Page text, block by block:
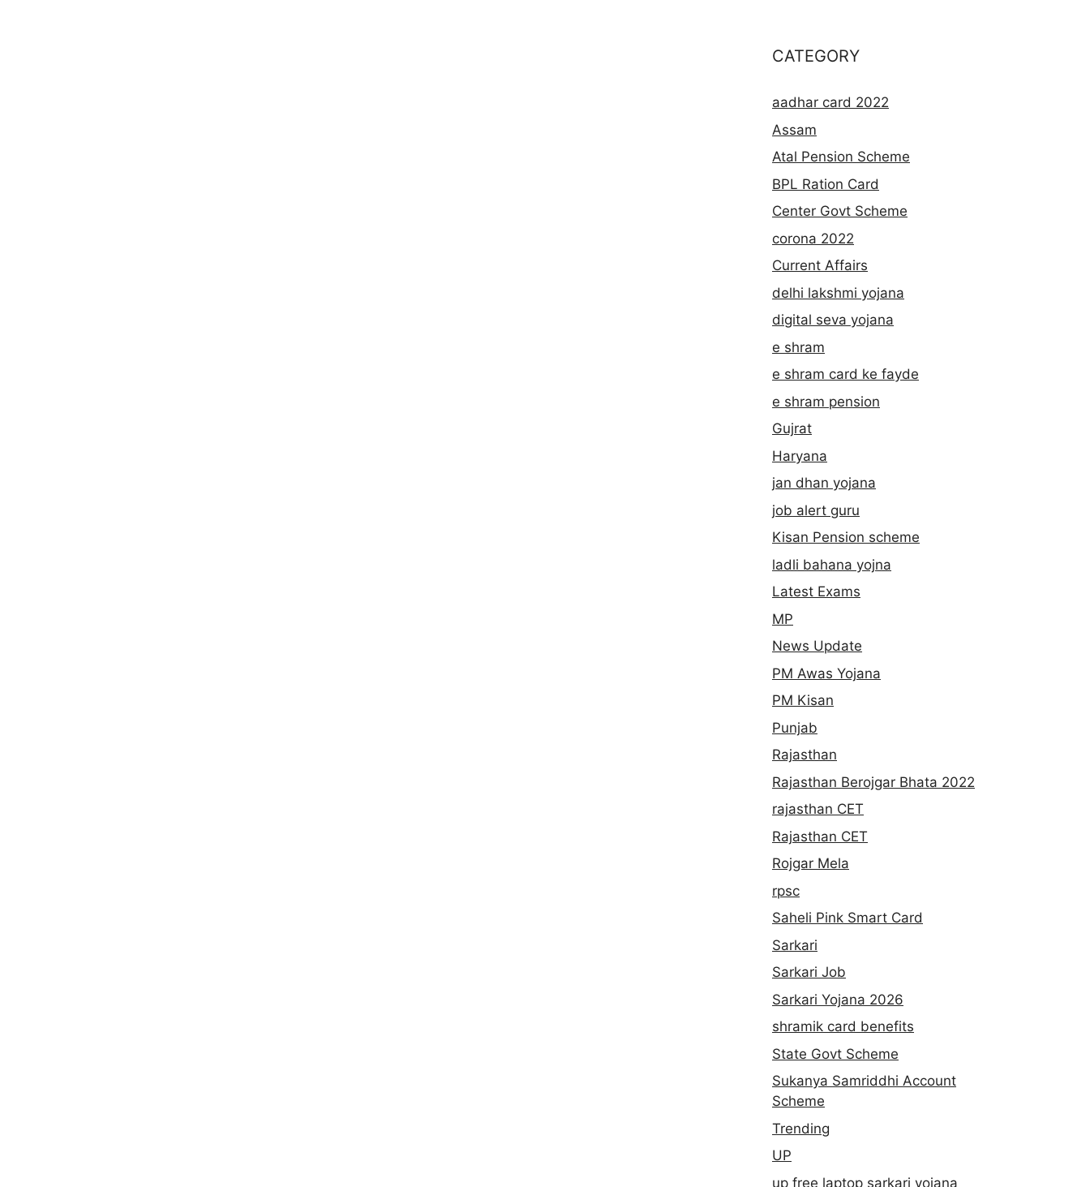
CATEGORY
aadhar card 2022
Assam
Atal Pension Scheme
BPL Ration Card
Center Govt Scheme
corona 2022
Current Affairs
delhi lakshmi yojana
digital seva yojana
e shram
e shram card ke fayde
e shram pension
Gujrat
Haryana
jan dhan yojana
job alert guru
Kisan Pension scheme
ladli bahana yojna
Latest Exams
MP
News Update
PM Awas Yojana
PM Kisan
Punjab
Rajasthan
Rajasthan Berojgar Bhata 2022
rajasthan CET
Rajasthan CET
Rojgar Mela
rpsc
Saheli Pink Smart Card
Sarkari
Sarkari Job
Sarkari Yojana 2026
shramik card benefits
State Govt Scheme
Sukanya Samriddhi Account
Scheme
Trending
UP
up free laptop sarkari yojana